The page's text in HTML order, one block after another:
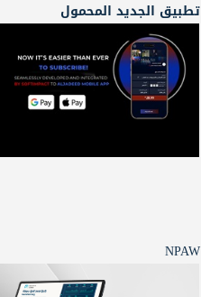
تطبيق الجديد المحمول
NPAW